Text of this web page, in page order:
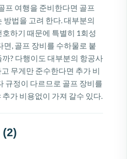
프 여행을 준비한다면 골프
법을 고려 한다. 대부분의
하기 때문에 특별히 1회성
, 골프 장비를 수하물로 붙
? 다행이도 대부분의 항공사
무게만 준수한다면 추가 비
규정이 다르므로 골프 장비를
가 비용없이 가져 갈수 있다.
(2)